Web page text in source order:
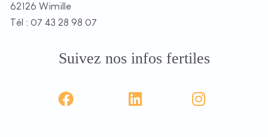
62126 Wimille
Tél : 07 43 28 98 07
Suivez nos infos fertiles